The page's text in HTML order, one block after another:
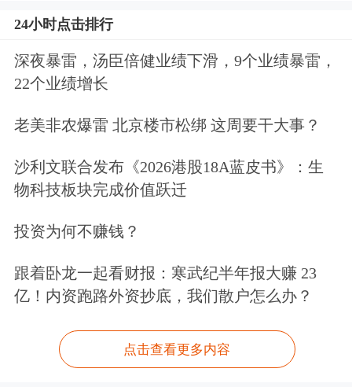
24小时点击排行
深夜暴雷，汤臣倍健业绩下滑，9个业绩暴雷，
22个业绩增长
老美非农爆雷 北京楼市松绑 这周要干大事？
沙利文联合发布《2026港股18A蓝皮书》：生
物科技板块完成价值跃迁
投资为何不赚钱？
跟着卧龙一起看财报：寒武纪半年报大赚 23
亿！内资跑路外资抄底，我们散户怎么办？
点击查看更多内容